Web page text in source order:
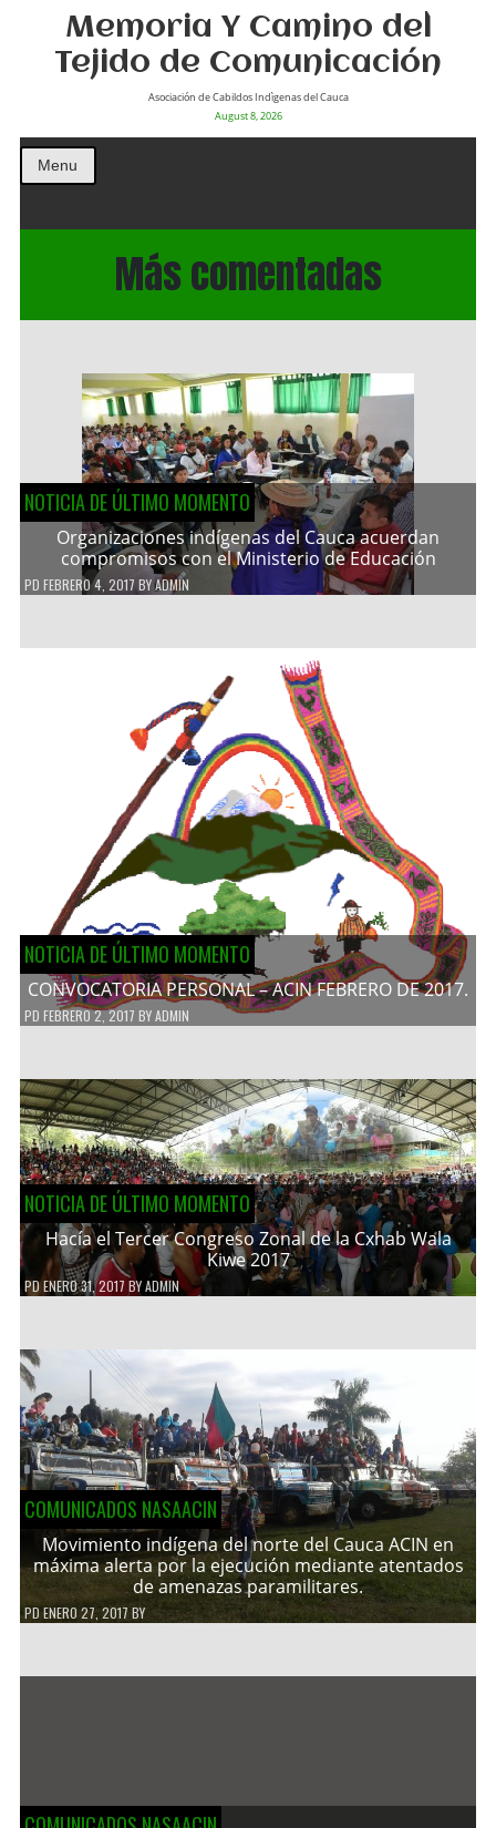
Memoria Y Camino del
Tejido de Comunicación
Asociación de Cabildos Indìgenas del Cauca
August 8, 2026
Menu
Más comentadas
NOTICIA DE ÚLTIMO MOMENTO
Organizaciones indígenas del Cauca acuerdan
compromisos con el Ministerio de Educación
PD FEBRERO 4, 2017 BYADMIN
NOTICIA DE ÚLTIMO MOMENTO
CONVOCATORIA PERSONAL – ACIN FEBRERO DE 2017.
PD FEBRERO 2, 2017 BYADMIN
NOTICIA DE ÚLTIMO MOMENTO
Hacía el Tercer Congreso Zonal de la Cxhab Wala
Kiwe 2017
PDENERO 31, 2017 BYADMIN
COMUNICADOS NASAACIN
Movimiento indígena del norte del Cauca ACIN en
máxima alerta por la ejecución mediante atentados
de amenazas paramilitares.
PDENERO 27, 2017 BY